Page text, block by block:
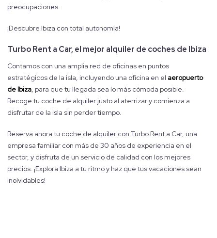
preocupaciones.
¡Descubre Ibiza con total autonomía!
Turbo Rent a Car, el mejor alquiler de coches de Ibiza
Contamos con una amplia red de oficinas en puntos
estratégicos de la isla, incluyendo una oficina en el aeropuerto
de Ibiza , para que tu llegada sea lo más cómoda posible.
Recoge tu coche de alquiler justo al aterrizar y comienza a
disfrutar de la isla sin perder tiempo.
Reserva ahora tu coche de alquiler con Turbo Rent a Car, una
empresa familiar con más de 30 años de experiencia en el
sector, y disfruta de un servicio de calidad con los mejores
precios. ¡Explora Ibiza a tu ritmo y haz que tus vacaciones sean
inolvidables!